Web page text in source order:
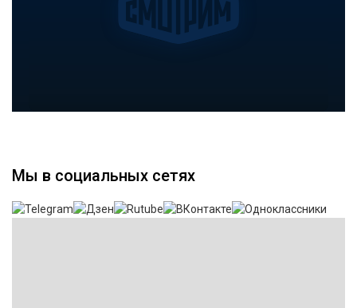
Мы в социальных сетях